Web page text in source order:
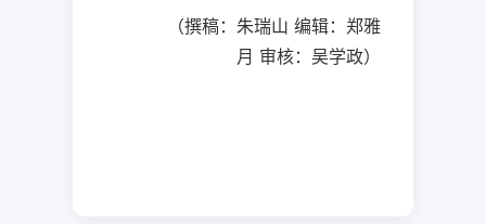
（撰稿： 朱瑞山 编辑： 郑雅
月 审核：吴学政）